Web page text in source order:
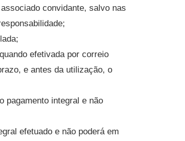
convidante, salvo nas
efetivada por correio
e antes da utilização, o
pagamento integral e não
efetuado e não poderá em